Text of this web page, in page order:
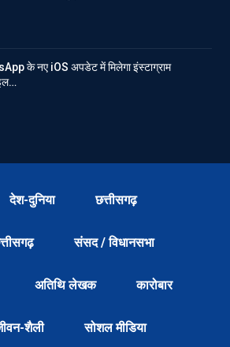
के नए iOS अपडेट में मिलेगा इंस्टाग्राम
देश-दुनिया छत्तीसगढ़
संसद / विधानसभा
अतिथि लेखक कारोबार
शैली सोशल मीडिया